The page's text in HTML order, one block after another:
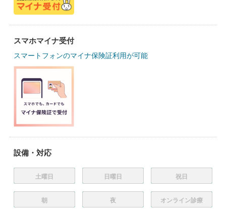
スマホマイナ受付
スマートフォンのマイナ保険証利用が可能
設備・対応
土曜日 日曜日 祝日
朝 夜 オンライン診療